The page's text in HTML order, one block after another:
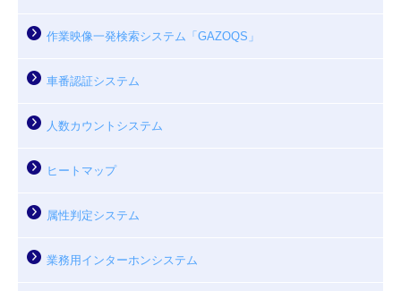
作業映像一発検索システム「GAZOQS」
車番認証システム
人数カウントシステム
ヒートマップ
属性判定システム
業務用インターホンシステム